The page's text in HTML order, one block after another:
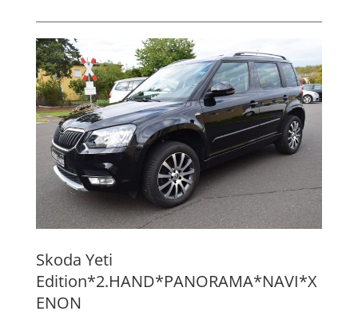
Skoda Yeti
Edition*2.HAND*PANORAMA*NAVI*X
ENON